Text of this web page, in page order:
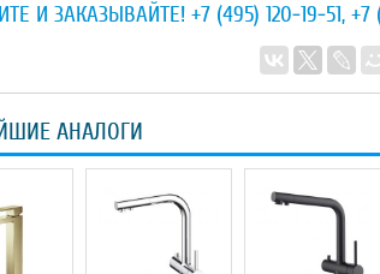
И ЗАКАЗЫВАЙТЕ! +7 (495) 120-19-51, +7
АНАЛОГИ